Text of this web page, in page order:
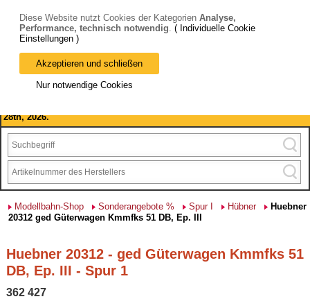
Bitte beachten Sie: wir machen Betriebsferien, vom 03. bis 28.
August 2026 haben wir geschlossen.
28th, 2026.
Modellbahn-Shop Sonderangebote % Spur I Hübner
Huebner
20312 ged Güterwagen Kmmfks 51 DB, Ep. III
Huebner 20312 - ged Güterwagen Kmmfks 51
DB, Ep. III - Spur 1
362 427
Diese Website nutzt Cookies der Kategorien Analyse,
Performance, technisch notwendig. ( Individuelle Cookie
Einstellungen )
Akzeptieren und schließen
Nur notwendige Cookies